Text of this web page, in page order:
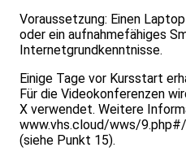
Voraussetzung: Einen
oder ein aufnahmefähiges
Internetgrundkenntnisse.
Einige Tage vor Kursstart
Für die Videokonferenzen
X verwendet. Weitere
www.vhs.cloud/wws/
(siehe Punkt 15).